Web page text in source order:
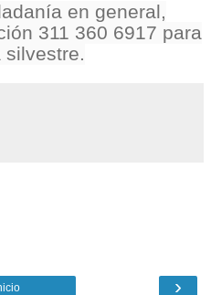
en general,
311 360 6917 para
silvestre.
›